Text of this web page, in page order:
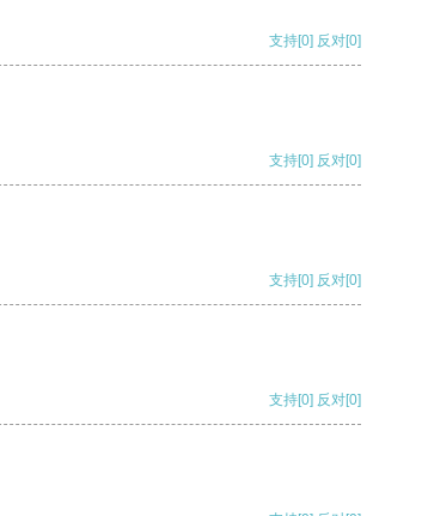
支持[0] 反对[0]
支持[0] 反对[0]
支持[0] 反对[0]
支持[0] 反对[0]